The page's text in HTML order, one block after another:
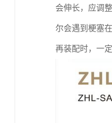
会伸长，应调
尔会遇到梗塞
再装配时，一